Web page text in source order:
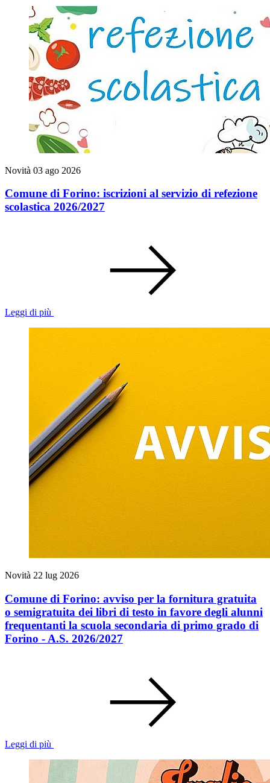
Novità 03 ago 2026
Comune di Forino: iscrizioni al servizio di refezione
scolastica 2026/2027
Leggi di più
Novità 22 lug 2026
Comune di Forino: avviso per la fornitura gratuita
o semigratuita dei libri di testo in favore degli alunni
frequentanti la scuola secondaria di primo grado di
Forino - A.S. 2026/2027
Leggi di più